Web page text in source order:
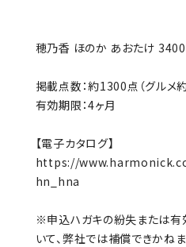
穂乃香 ほのか あおたけ
掲載点数：約1300点（グルメ
有効期限：4ヶ月
【電子カタログ】
https://
hn_hna
※申込ハガキの紛失または有
いて、弊社では補償できかね